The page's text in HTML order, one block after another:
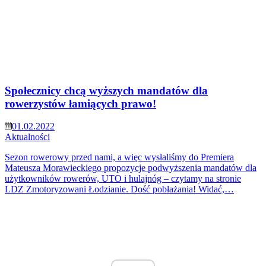
Społecznicy chcą wyższych mandatów dla
rowerzystów łamiących prawo!
01.02.2022
Aktualności
Sezon rowerowy przed nami, a więc wysłaliśmy do Premiera
Mateusza Morawieckiego propozycje podwyższenia mandatów dla
użytkowników rowerów, UTO i hulajnóg – czytamy na stronie
LDZ Zmotoryzowani Łodzianie. Dość pobłażania! Widać,…